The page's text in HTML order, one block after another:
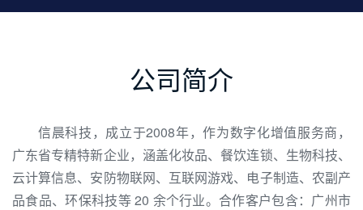
公司简介
信晨科技，成立于2008年，作为数字化增值服务商，
广东省专精特新企业，涵盖化妆品、餐饮连锁、生物科技、
云计算信息、安防物联网、互联网游戏、电子制造、农副产
品食品、环保科技等 20 余个行业。合作客户包含：广州市